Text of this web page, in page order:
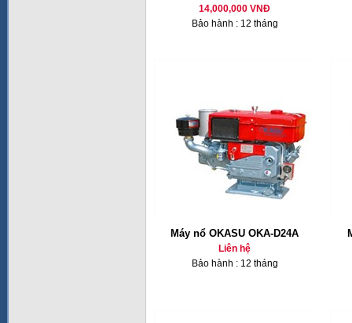
14,000,000 VNĐ
Bảo hành : 12 tháng
Máy nổ OKASU OKA-D24A
Liên hệ
Bảo hành : 12 tháng